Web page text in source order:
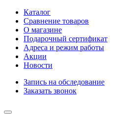
Каталог
Сравнение товаров
О магазине
Подарочный сертификат
Адреса и режим работы
Акции
Новости
Запись на обследование
Заказать звонок